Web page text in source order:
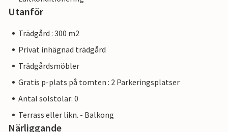
Utanför
Trädgård : 300 m2
Privat inhägnad trädgård
Trädgårdsmöbler
Gratis p-plats på tomten : 2 Parkeringsplatser
Antal solstolar: 0
Terrass eller likn. - Balkong
Närliggande